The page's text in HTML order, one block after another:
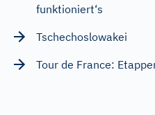
funktioniert‘s
Tschechoslowakei
Tour de France: